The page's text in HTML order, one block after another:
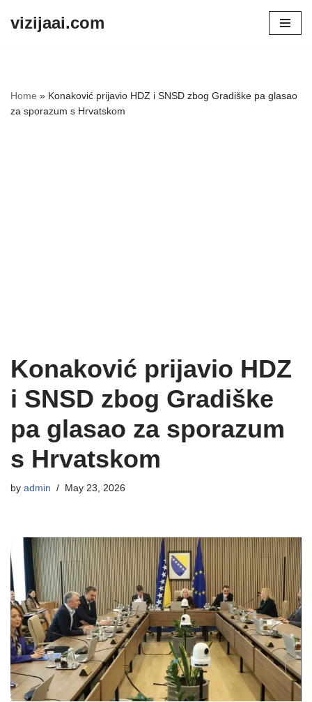
vizijaai.com
Home » Konaković prijavio HDZ i SNSD zbog Gradiške pa glasao
za sporazum s Hrvatskom
Konaković prijavio HDZ
i SNSD zbog Gradiške
pa glasao za sporazum
s Hrvatskom
by admin May 23, 2026